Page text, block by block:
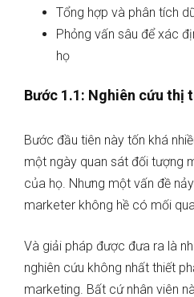
Tổng hợp và phân tích
Phỏng vấn sâu để xác
họ
Bước 1.1: Nghiên cứu thị
Bước đầu tiên này tốn khá
một ngày quan sát đối tượng
của họ. Nhưng một vấn đề
marketer không hề có mối
Và giải pháp được đưa ra là
nghiên cứu không nhất thiết
marketing. Bất cứ nhân viên